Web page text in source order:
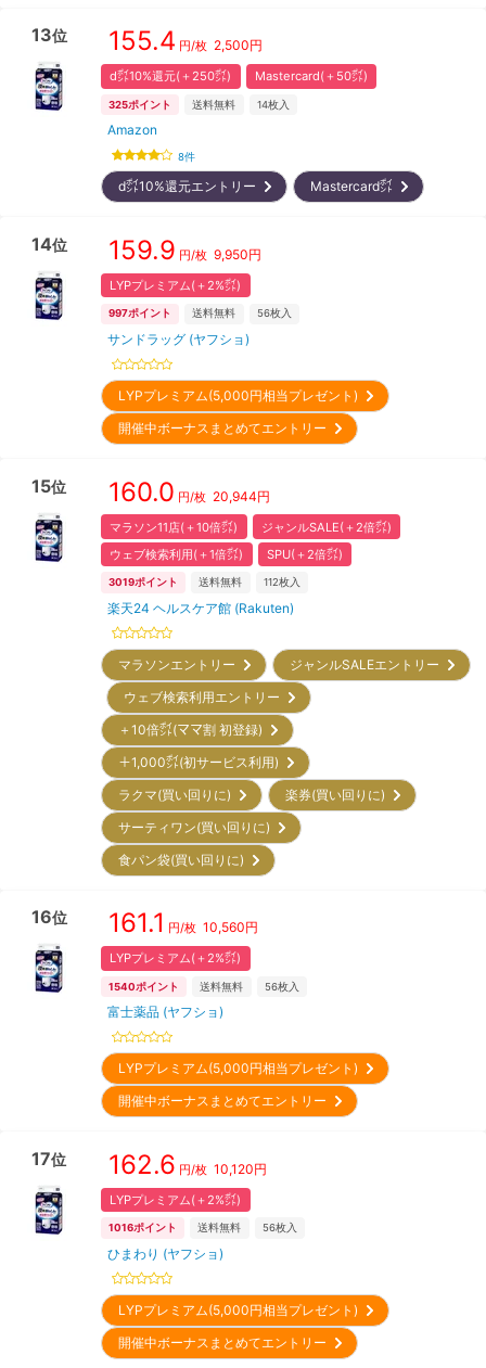
13位 155.4 円/枚 2,500円
d㌽10%還元(＋250㌽) Mastercard(＋50㌽)
325ポイント 送料無料 14枚入
Amazon
8件
d㌽10%還元エントリー Mastercard㌽
14位 159.9 円/枚 9,950円
LYPプレミアム(＋2%㌽)
997ポイント 送料無料 56枚入
サンドラッグ (ヤフショ)
LYPプレミアム(5,000円相当プレゼント)
開催中ボーナスまとめてエントリー
15位 160.0 円/枚 20,944円
マラソン11店(＋10倍㌽)
ジャンルSALE(＋2倍㌽)
ウェブ検索利用(＋1倍㌽)
SPU(＋2倍㌽)
3019ポイント 送料無料 112枚入
楽天24 ヘルスケア館 (Rakuten)
マラソンエントリー
ジャンルSALEエントリー
ウェブ検索利用エントリー
＋10倍㌽(ママ割 初登録)
＋1,000㌽(初サービス利用)
ラクマ(買い回りに)
楽券(買い回りに)
サーティワン(買い回りに)
食パン袋(買い回りに)
16位 161.1 円/枚 10,560円
LYPプレミアム(＋2%㌽)
1540ポイント 送料無料 56枚入
富士薬品 (ヤフショ)
LYPプレミアム(5,000円相当プレゼント)
開催中ボーナスまとめてエントリー
17位 162.6 円/枚 10,120円
LYPプレミアム(＋2%㌽)
1016ポイント 送料無料 56枚入
ひまわり (ヤフショ)
LYPプレミアム(5,000円相当プレゼント)
開催中ボーナスまとめてエントリー